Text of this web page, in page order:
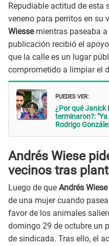
Repudiable actitud de esta
veneno para perritos en su
Wiessemientras paseaba a
publicación recibió el
que la calle es un lugar
comprometido a limpiar el
PUEDES VER:
¿Por qué Janick
terminaron?:
Rodrigo
Andrés Wiese
vecinos tras
Luego de que Andrés Wiese
de una mujer cuando
favor de los animales
domingo 29 de octubre un
de sindicada. Tras ello, el